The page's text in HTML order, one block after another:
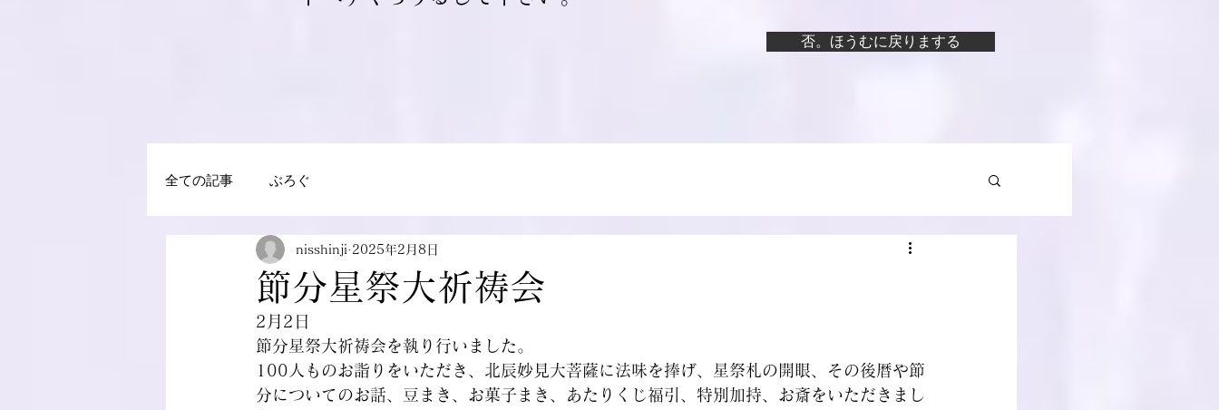
否。ほうむに戻りまする
全ての記事 ぶろぐ
節分星祭大祈祷会
nisshinji 2025年2月8日
2月2日
節分星祭大祈祷会を執り行いました。
100人ものお詣りをいただき、北辰妙見大菩薩に法味を捧げ、星祭札の開眼、その後暦や節
分についてのお話、豆まき、お菓子まき、あたりくじ福引、特別加持、お斎をいただきまし